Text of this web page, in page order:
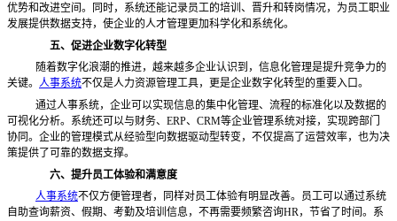
优势和改进空间。同时，系统还能记录员工的培训、晋升和转岗情况，为员工职业
发展提供数据支持，使企业的人才管理更加科学化和系统化。
五、促进企业数字化转型
随着数字化浪潮的推进，越来越多企业认识到，信息化管理是提升竞争力的
关键。 人事系统不仅是人力资源管理工具，更是企业数字化转型的重要入口。
通过人事系统，企业可以实现信息的集中化管理、流程的标准化以及数据的
可视化分析。系统还可以与财务、 ERP、CRM等企业管理系统对接，实现跨部门
协同。企业的管理模式从经验型向数据驱动型转变，不仅提高了运营效率，也为决
策提供了可靠的数据支撑。
六、提升员工体验和满意度
人事系统不仅方便管理者，同样对员工体验有明显改善。员工可以通过系统
自助查询薪资、假期、考勤及培训信息，不再需要频繁咨询HR，节省了时间。系